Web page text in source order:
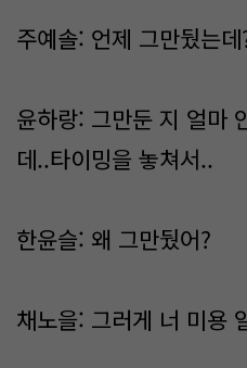
주예솔: 언제 그만뒀는
윤하랑: 그만둔 지 얼마
데..타이밍을 놓쳐서..
한윤슬: 왜 그만뒀어?
채노을: 그러게 너 미용